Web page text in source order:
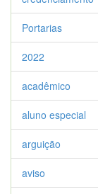
Portarias
2022
acadêmico
aluno especial
arguição
aviso